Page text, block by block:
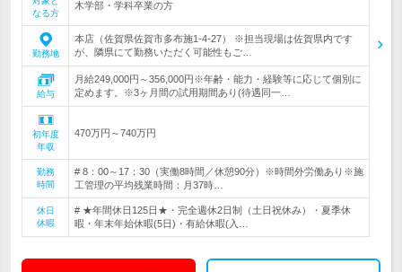
なる方
木学部・学科卒業の方
勤務地
本店（佐賀県佐賀市多布施1-4-27） ※担当現場は佐賀県内です
が、隣県にて勤務いただく可能性もご…
給与
月給249,000円～356,000円※年齢・能力・経験等に応じて個別に
定めます。※3ヶ月間の試用期間あり(待遇同一…
初年度
年収
470万円～740万円
勤務
時間
# 8：00～17：30（実働8時間／休憩90分）※時間外労働あり※施
工管理の平均残業時間：月37時…
休日
休暇
# ★年間休日125日★・完全週休2日制（土日祝休み）・夏季休
暇・年末年始休暇(5日)・有給休暇(入…